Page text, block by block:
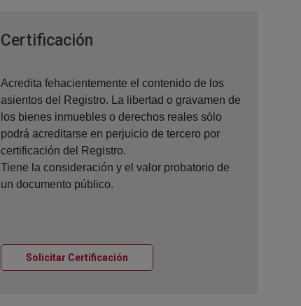
Certificación
Acredita fehacientemente el contenido de los
asientos del Registro. La libertad o gravamen de
los bienes inmuebles o derechos reales sólo
podrá acreditarse en perjuicio de tercero por
certificación del Registro.
Tiene la consideración y el valor probatorio de
un documento público.
Solicitar Certificación